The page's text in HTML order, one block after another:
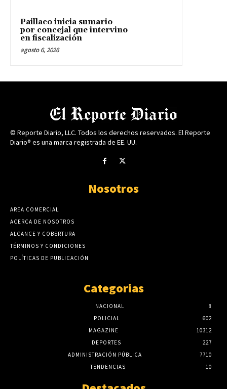
Paillaco inicia sumario
por concejal que intervino
en fiscalización
agosto 6, 2026
© Reporte Diario, LLC. Todos los derechos reservados. El Reporte
Diario® es una marca registrada de EE. UU.
Nosotros
AREA COMERCIAL
ACERCA DE NOSOTROS
ALCANCE Y COBERTURA
TÉRMINOS Y CONDICIONES
POLÍTICAS DE PUBLICACIÓN
Categorias
NACIONAL
8
POLICIAL
602
MAGAZINE
10312
DEPORTES
227
ADMINISTRACIÓN PÚBLICA
7710
TENDENCIAS
10